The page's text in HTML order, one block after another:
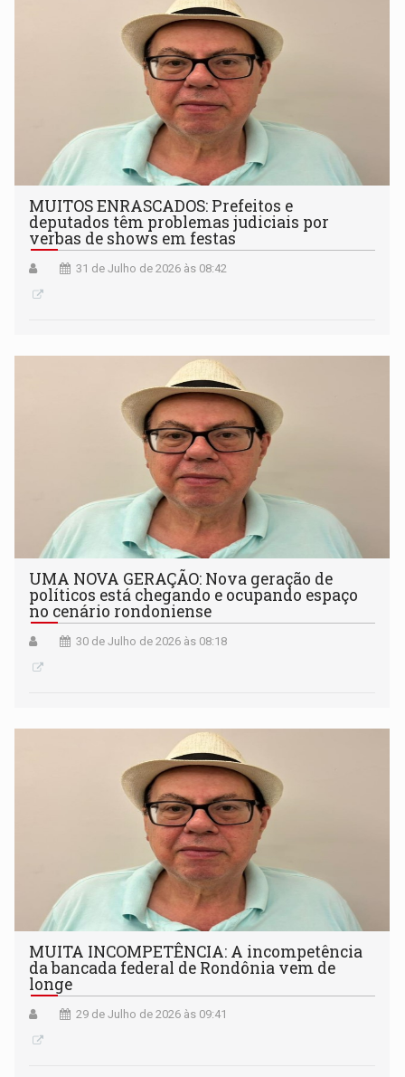
MUITOS ENRASCADOS: Prefeitos e
deputados têm problemas judiciais por
verbas de shows em festas
31 de Julho de 2026 às 08:42
UMA NOVA GERAÇÃO: Nova geração de
políticos está chegando e ocupando espaço
no cenário rondoniense
30 de Julho de 2026 às 08:18
MUITA INCOMPETÊNCIA: A incompetência
da bancada federal de Rondônia vem de
longe
29 de Julho de 2026 às 09:41